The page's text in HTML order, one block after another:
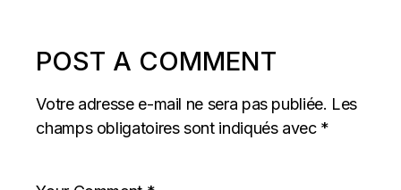
POST A COMMENT
Votre adresse e-mail ne sera pas publiée. Les
champs obligatoires sont indiqués avec *